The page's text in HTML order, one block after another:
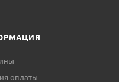
оплаты